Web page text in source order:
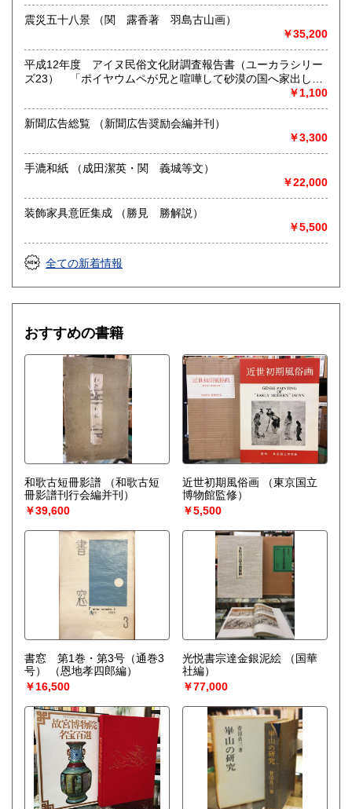
震災五十八景 （関 露香著 羽島古山画）
￥35,200
平成12年度 アイヌ民俗文化財調査報告書（ユーカラシリー
ズ23） 「ポイヤウムペが兄と喧嘩して砂漠の国へ家出した
（ポイヤウムペ モシリ エサッサッケイ コイケスイ）
（北海道教育庁生涯学習部文化課編）
￥1,100
新聞広告総覧 （新聞広告奨励会編并刊）
￥3,300
手漉和紙 （成田潔英・関 義城等文）
￥22,000
装飾家具意匠集成 （勝見 勝解説）
￥5,500
全ての新着情報
おすすめの書籍
和歌古短冊影譜
（和歌古短
冊影譜刊行会編并刊）
￥39,600
近世初期風俗画
（東京国立
博物館監修）
￥5,500
書窓 第1巻・第3号（通巻3
号）
（恩地孝四郎編）
￥16,500
光悦書宗達金銀泥絵
（国華
社編）
￥77,000